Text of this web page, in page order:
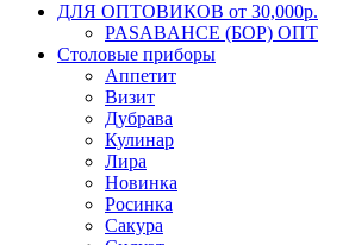
ДЛЯ ОПТОВИКОВ от 30,000р.
PASABAHCE (БОР) ОПТ
Столовые приборы
Аппетит
Визит
Дубрава
Кулинар
Лира
Новинка
Росинка
Сакура